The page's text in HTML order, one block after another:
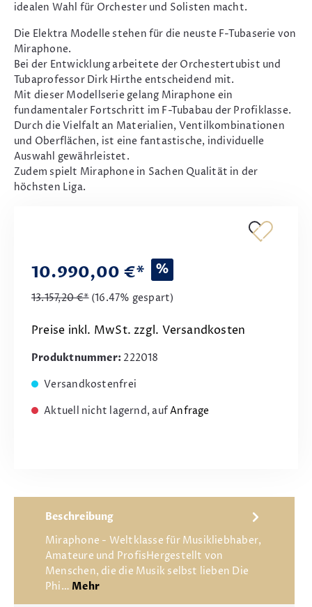
idealen Wahl für Orchester und Solisten macht.
Die Elektra Modelle stehen für die neuste F-Tubaserie von
Miraphone.
Bei der Entwicklung arbeitete der Orchestertubist und
Tubaprofessor Dirk Hirthe entscheidend mit.
Mit dieser Modellserie gelang Miraphone ein
fundamentaler Fortschritt im F-Tubabau der Profiklasse.
Durch die Vielfalt an Materialien, Ventilkombinationen
und Oberflächen, ist eine fantastische, individuelle
Auswahl gewährleistet.
Zudem spielt Miraphone in Sachen Qualität in der
höchsten Liga.
10.990,00 €* %
13.157,20 €* (16.47% gespart)
Preise inkl. MwSt. zzgl. Versandkosten
Produktnummer: 222018
Versandkostenfrei
Aktuell nicht lagernd, aufAnfrage
Beschreibung
Miraphone - Weltklasse für Musikliebhaber,
Amateure und ProfisHergestellt von
Menschen, die die Musik selbst lieben Die
Phi… Mehr